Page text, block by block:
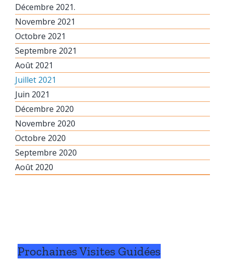
Décembre 2021.
Novembre 2021
Octobre 2021
Septembre 2021
Août 2021
Juillet 2021
Juin 2021
Décembre 2020
Novembre 2020
Octobre 2020
Septembre 2020
Août 2020
Prochaines Visites Guidées